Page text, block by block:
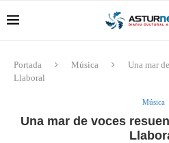
Portada Música
Una mar
Llaboral
Música
Una mar de voces